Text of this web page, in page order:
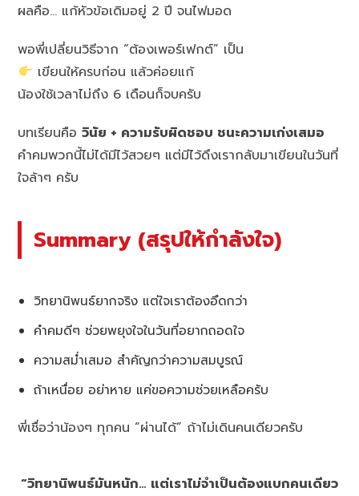
ผลคือ… แก้หัวข้อเดิมอยู่ 2 ปี จนไฟมอด
พอพี่เปลี่ยนวิธีจาก “ต้องเพอร์เฟกต์” เป็น
เขียนให้ครบก่อน แล้วค่อยแก้
น้องใช้เวลาไม่ถึง 6 เดือนก็จบครับ
บทเรียนคือวินัย + ความรับผิดชอบ ชนะความเก่งเสมอ
คำคมพวกนี้ไม่ได้มีไว้สวยๆ แต่มีไว้ดึงเรากลับมาเขียนในวันที่
ใจล้าๆ ครับ
Summary (สรุปให้กำลังใจ)
วิทยานิพนธ์ยากจริง แต่ใจเราต้องอึดกว่า
คำคมดีๆ ช่วยพยุงใจในวันที่อยากถอดใจ
ความสม่ำเสมอ สำคัญกว่าความสมบูรณ์
ถ้าเหนื่อย อย่าหาย แค่ขอความช่วยเหลือครับ
พี่เชื่อว่าน้องๆ ทุกคน “ผ่านได้” ถ้าไม่เดินคนเดียวครับ
“วิทยานิพนธ์มันหนัก… แต่เราไม่จำเป็นต้องแบกคนเดียว